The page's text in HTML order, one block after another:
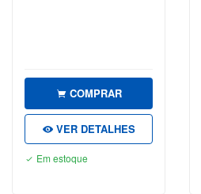
SHAKESPEARE
CENTRAL
ATENDIMENTO
COMPRAR
VER DETALHES
Em estoque